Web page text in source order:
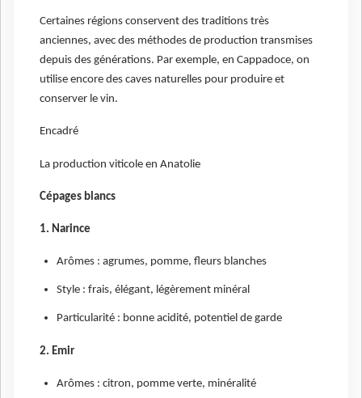
Certaines régions conservent des traditions très
anciennes, avec des méthodes de production transmises
depuis des générations. Par exemple, en Cappadoce, on
utilise encore des caves naturelles pour produire et
conserver le vin.
Encadré
La production viticole en Anatolie
Cépages blancs
1. Narince
Arômes : agrumes, pomme, fleurs blanches
Style : frais, élégant, légèrement minéral
Particularité : bonne acidité, potentiel de garde
2. Emir
Arômes : citron, pomme verte, minéralité